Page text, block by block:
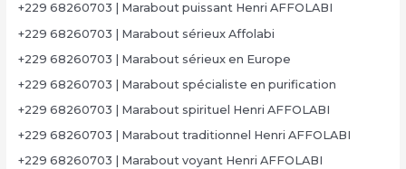
+229 68260703 | Marabout puissant Henri AFFOLABI
+229 68260703 | Marabout sérieux Affolabi
+229 68260703 | Marabout sérieux en Europe
+229 68260703 | Marabout spécialiste en purification
+229 68260703 | Marabout spirituel Henri AFFOLABI
+229 68260703 | Marabout traditionnel Henri AFFOLABI
+229 68260703 | Marabout voyant Henri AFFOLABI